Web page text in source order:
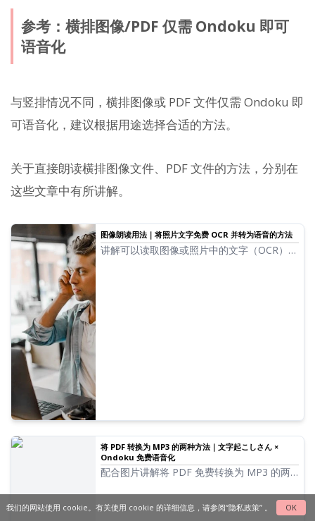
参考：横排图像/PDF 仅需 Ondoku 即可
语音化
与竖排情况不同，横排图像或 PDF 文件仅需 Ondoku 即
可语音化，建议根据用途选择合适的方法。
关于直接朗读横排图像文件、PDF 文件的方法，分别在
这些文章中有所讲解。
图像朗读用法｜将照片文字免费 OCR 并转为语音的方法
讲解可以读取图像或照片中的文字（OCR）并
将 PDF 转换为 MP3 的两种方法｜文字起こしさん ×
Ondoku 免费语音化
配合图片讲解将 PDF 免费转换为 MP3 的两
文本化，然后在 Ondoku 中朗读。重点在于
可以编辑文本后再进行语音化。对于页数较多
我们的网站使用 cookie。有关使用 cookie 的详细信息，请参阅“隐私政策”。 OK